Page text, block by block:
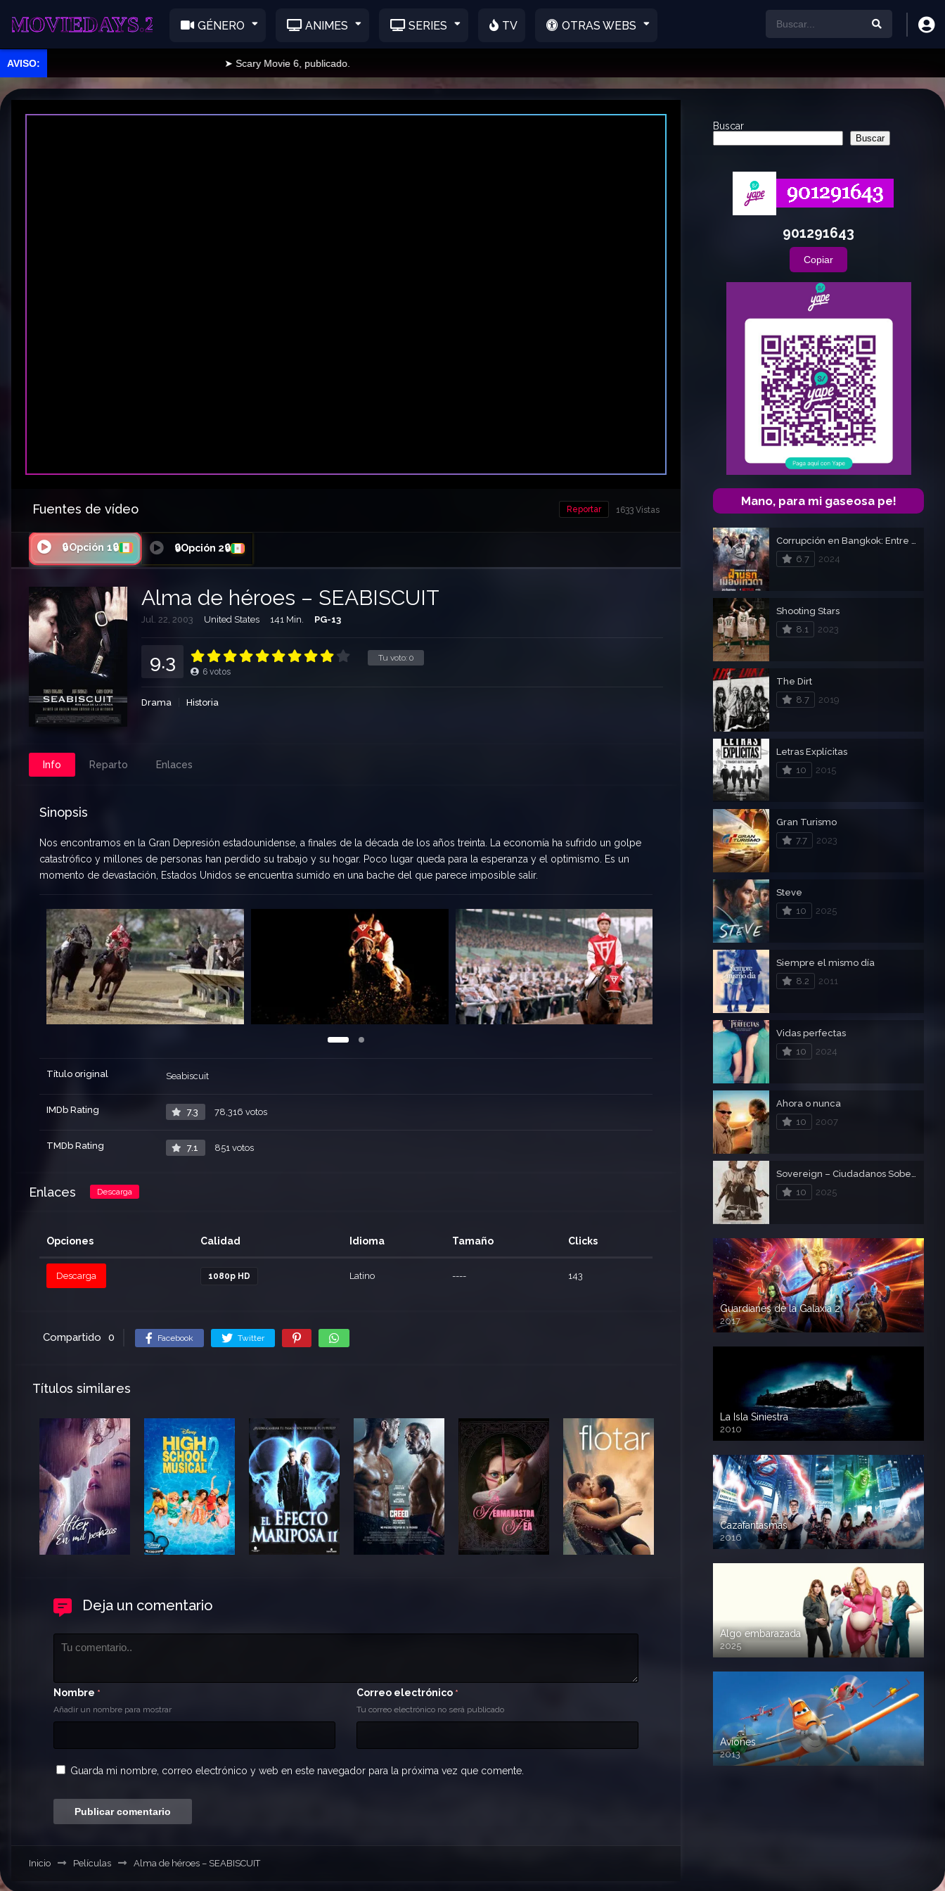
GÉNERO ANIMES SERIES TV OTRAS WEBS
➤ Scary Movie 6, publicado.
Fuentes de vídeo 1633 Vistas
Reportar
🔒Opción 1🔒 🔒Opción 2🔒
Alma de héroes – SEABISCUIT
Jul. 22, 2003 United States 141 Min. PG-13
Tu voto: 0
9.3 6 votos
Drama Historia
Info Reparto Enlaces
Sinopsis
Nos encontramos en la Gran Depresión estadounidense, a finales de la década de los años treinta. La economía ha sufrido un golpe
catastrófico y millones de personas han perdido su trabajo y su hogar. Poco lugar queda para la esperanza y el optimismo. Es un
momento de devastación, Estados Unidos se encuentra sumido en una bache del que parece imposible salir.
Título original Seabiscuit
IMDb Rating 7.3 78,316 votos
TMDb Rating 7.1 851 votos
Enlaces Descarga
Opciones Calidad Idioma Tamaño Clicks
Descarga 1080p HD Latino ---- 143
Compartido 0 Facebook Twitter
Títulos similares
Deja un comentario
Nombre *
Añadir un nombre para mostrar
Correo electrónico *
Tu correo electrónico no será publicado
Guarda mi nombre, correo electrónico y web en este navegador para la próxima vez que comente.
Inicio Películas Alma de héroes – SEABISCUIT
Buscar
Buscar
901291643
Copiar
Mano, para mi gaseosa pe!
6.7
2024
Shooting Stars
8.1
2023
The Dirt
8.7
2019
Letras Explícitas
10
2015
Gran Turismo
7.7
2023
Steve
10
2025
Siempre el mismo día
8.2
2011
Vidas perfectas
10
2024
Ahora o nunca
10
2007
10
2025
Guardianes de la Galaxia 2
2017
720p HD
La Isla Siniestra
2010
720p HD
Cazafantasmas
2016
720p HD
Algo embarazada
2025
720p HD
Aviones
2013
720 HD